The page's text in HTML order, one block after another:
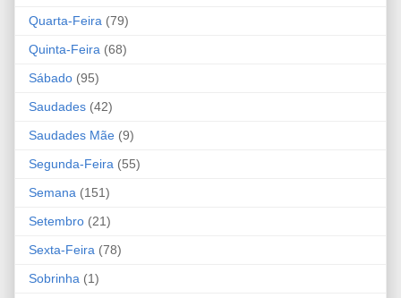
Quarta-Feira (79)
Quinta-Feira (68)
Sábado (95)
Saudades (42)
Saudades Mãe (9)
Segunda-Feira (55)
Semana (151)
Setembro (21)
Sexta-Feira (78)
Sobrinha (1)